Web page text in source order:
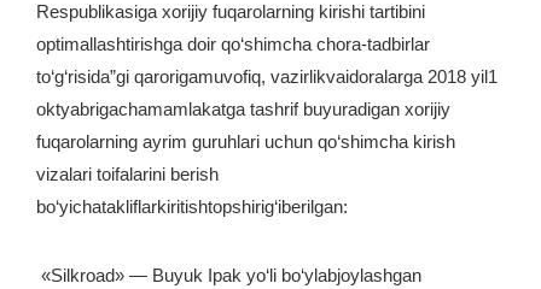
Respublikasiga xorijiy fuqarolarning kirishi tartibini
optimallashtirishga doir qo‘shimcha chora-tadbirlar
to‘g‘risida”gi qarorigamuvofiq, vazirlikvaidoralarga 2018 yil1
oktyabrigachamamlakatga tashrif buyuradigan xorijiy
fuqarolarning ayrim guruhlari uchun qo‘shimcha kirish
vizalari toifalarini berish
bo‘yichatakliflarkiritishtopshirig‘iberilgan:
«Silkroad» — Buyuk Ipak yo‘li bo‘ylabjoylashgan